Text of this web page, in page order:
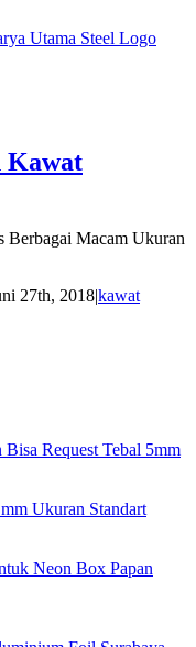
Kawat
Berbagai Macam Ukuran
27th, 2018|kawat
Request Tebal 5mm
Ukuran Standart
Neon Box Papan